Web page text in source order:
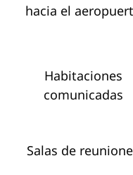
hacia el
Habitaciones
comunicadas
Salas de